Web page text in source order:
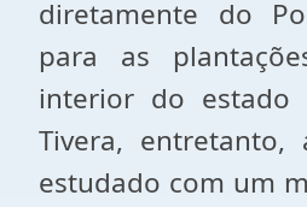
diretamente do
para as
interior do estado
Tivera,
estudado com um